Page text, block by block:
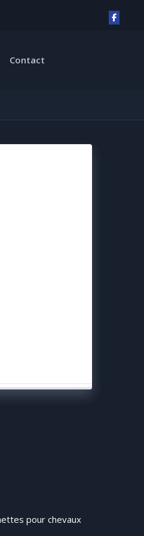
Contact
pour chevaux